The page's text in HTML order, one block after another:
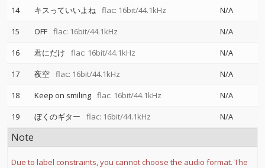
14
キスっていいよね flac: 16bit/44.1kHz
N/A
15
OFF flac: 16bit/44.1kHz
N/A
16
君にだけ flac: 16bit/44.1kHz
N/A
17
夜空 flac: 16bit/44.1kHz
N/A
18
Keep on smiling flac: 16bit/44.1kHz
N/A
19
ぼくのギター flac: 16bit/44.1kHz N/A
Note
Due to label constraints, you cannot choose the audio format. The